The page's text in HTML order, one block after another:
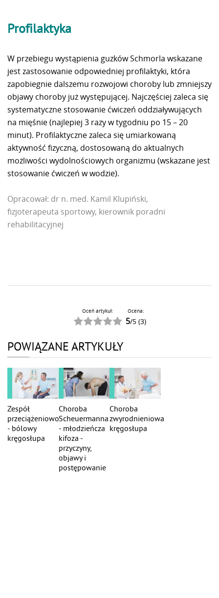
Profilaktyka
W przebiegu wystąpienia guzków Schmorla wskazane
jest zastosowanie odpowiedniej profilaktyki, która
zapobiegnie dalszemu rozwojowi choroby lub zmniejszy
objawy choroby już występującej. Najczęściej zaleca się
systematyczne stosowanie ćwiczeń oddziaływujących
na mięśnie (najlepiej 3 razy w tygodniu po 15 – 20
minut). Profilaktyczne zaleca się umiarkowaną
aktywność fizyczną, dostosowaną do aktualnych
możliwości wydolnościowych organizmu (wskazane jest
stosowanie ćwiczeń w wodzie).
Opracował: dr n. med. Kamil Klupiński,
fizjoterapeuta sportowy, kierownik poradni
rehabilitacyjnej
Oceń artykuł: Ocena:
5/5(3)
POWIĄZANE ARTYKUŁY
Zespół
przeciążeniowo
- bólowy
kręgosłupa
Choroba
Scheuermanna
- młodzieńcza
kifoza -
przyczyny,
objawy i
postępowanie
Choroba
zwyrodnieniowa
kręgosłupa